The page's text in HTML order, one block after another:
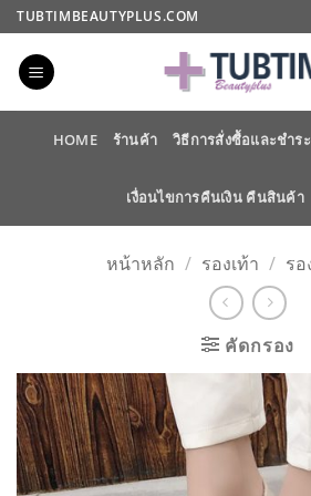
ข้าม
ไป
เนื้อหา
TUBTIMBEAUTYPLUS.COM
HOME ร้านค้า วิธีการสั่งซื้อและชำระ
เงื่อนไขการคืนเงิน คืนสินค้า
หน้าหลัก / รองเท้า / ร
คัดกรอง